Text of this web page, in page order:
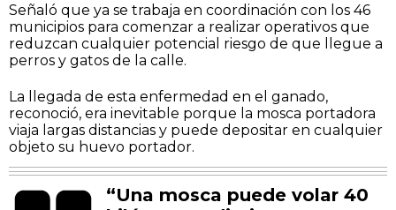
Señaló que ya se trabaja en coordinación con los 46
municipios para comenzar a realizar operativos que
reduzcan cualquier potencial riesgo de que llegue a
perros y gatos de la calle.
La llegada de esta enfermedad en el ganado,
reconoció, era inevitable porque la mosca portadora
viaja largas distancias y puede depositar en cualquier
objeto su huevo portador.
“Una mosca puede volar 40